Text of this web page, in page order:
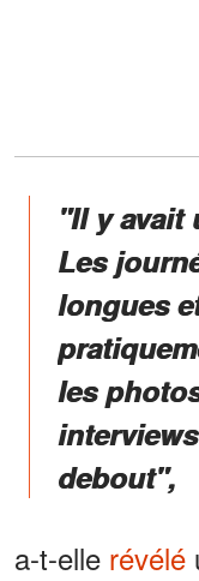
"Il y avait
Les
longues
les
debout",
a-t-elle révélé